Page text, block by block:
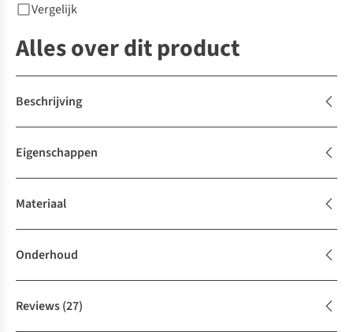
Vergelijk
Alles over dit product
Beschrijving
Eigenschappen
Materiaal
Onderhoud
Reviews(27)